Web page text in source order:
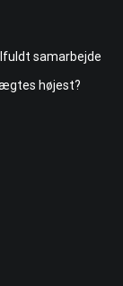
samarbejde
højest?